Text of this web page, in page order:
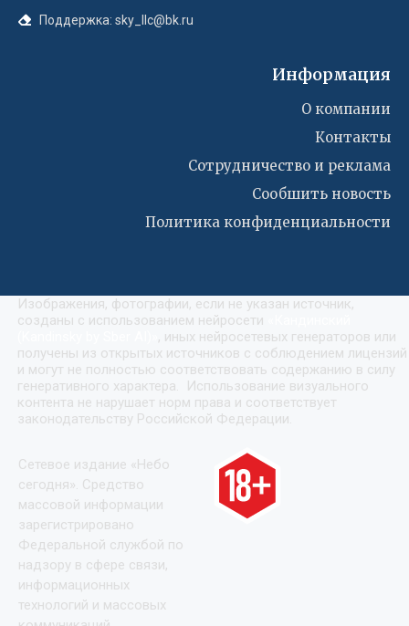
Поддержка: sky_llc@bk.ru
Информация
О компании
Контакты
Сотрудничество и реклама
Сообшить новость
Политика конфиденциальности
Изображения, фотографии, если не указан источник,
созданы с использованием нейросети
, иных нейросетевых генераторов или
получены из открытых источников с соблюдением лицензий
и могут не полностью соответствовать содержанию в силу
генеративного характера. Использование визуального
контента не нарушает норм права и соответствует
законодательству Российской Федерации.
Сетевое издание «Небо
сегодня». Средство
массовой информации
зарегистрировано
Федеральной службой по
надзору в сфере связи,
информационных
технологий и массовых